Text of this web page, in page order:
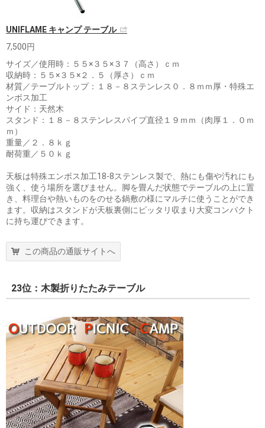
UNIFLAME キャンプ テーブル
7,500円
サイズ／使用時：５５×３５×３７（高さ）ｃｍ
収納時：５５×３５×２．５（厚さ）ｃｍ
材質／テーブルトップ：１８－８ステンレス０．８ｍｍ厚・特殊エ
ンボス加工
サイド：天然木
スタンド：１８－８ステンレスパイプ直径１９ｍｍ（肉厚１．０ｍ
ｍ）
重量／２．８ｋｇ
耐荷重／５０ｋｇ
天板は特殊エンボス加工18-8ステンレス製で、熱にも傷や汚れにも
強く、使う場所を選びません。脚を畳んだ状態でテーブルの上に置
き、料理台や熱いものをのせる鍋敷の様にマルチに使うことができ
ます。収納はスタンドが天板裏側にピッタリ収まり大変コンパクト
に持ち運びできます。
この商品の通販サイトへ
23位：木製折りたたみテーブル